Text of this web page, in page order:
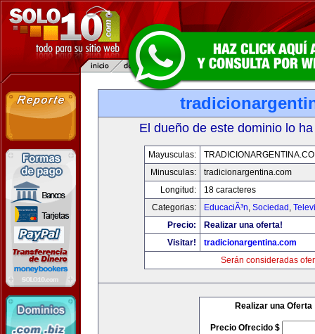
El dueño de este dominio lo
Mayusculas:
Minusculas:
tradicionargentina.com
Longitud:
18 caracteres
Categorias:
EducaciÃ³n, Sociedad ,
Precio:
Realizar una oferta!
Visitar!
tradicionargentina.com
Serán consideradas
Realizar una Oferta
Precio Ofrecido $